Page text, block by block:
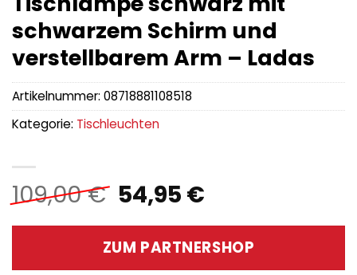
schwarzem Schirm und
verstellbarem Arm – Ladas
109,00€ Ursprünglicher
Preis
war:
109,00 €
54,95 €Aktueller
ist:
54,95 €.
ZUM PARTNERSHOP
Artikelnummer: 08718881108518
Kategorie: Tischleuchten